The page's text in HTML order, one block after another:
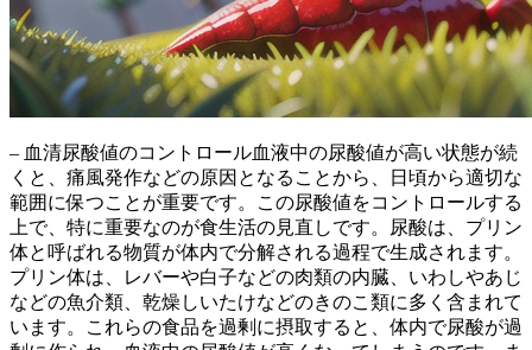
– 血清尿酸値のコントロール血液中の尿酸値が高い状態が続
くと、痛風発作などの原因となる ことから、日頃から適切な
範囲に保つことが重要です。この尿酸値をコントロールする
上で、特に重要なのが食生活の見直しです。尿酸は、 プリン
体と呼ばれる物質が体内で分解される過程で生成されます。
プリン体は、レバーや白子などの肉類の内臓、いわしやあじ
などの魚介類、乾燥しいたけなどのきのこ類に多く含まれて
います。これらの食品を過剰に摂取すると、体内で尿酸が過